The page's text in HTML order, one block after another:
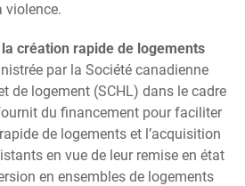
violence.
création rapide de logements
par la Société canadienne
de logement (SCHL) dans le cadre
du financement pour faciliter
de logements et l’acquisition
en vue de leur remise en état
en ensembles de logements